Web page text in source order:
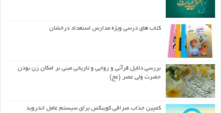
کتاب های درسی ویژه مدارس استعداد درخشان
بررسی دلایل قرآنی و روایی و تاریخی مبنی بر امکان زن بودن
حضرت ولی عصر (عج)
کمپین جذاب صرافی کوینکس برای سیستم عامل اندروید